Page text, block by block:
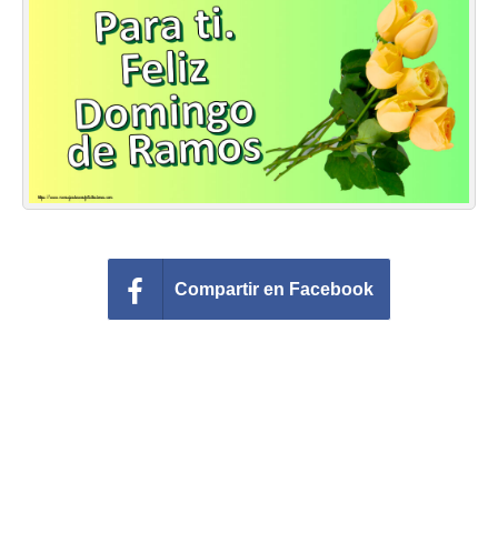
Felicitaciones musicales
Entrar
Compartir en Facebook